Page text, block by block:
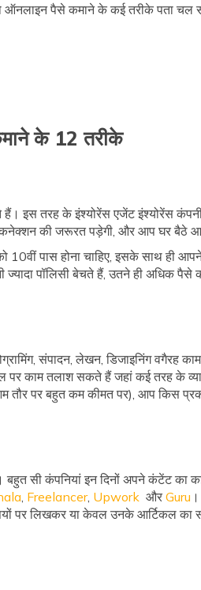
ऑनलाइन पैसे कमाने के कई तरीके पता
के 12 तरीके
इस तरह के इंश्योरेंस एजेंट इंश्योरेंस
कनेक्शन की जरूरत पड़ेगी, और आप घर बैठे
10वीं पास होना चाहिए, इसके साथ ही
ज्यादा पॉलिसी बेचते हैं, उतने ही अधिक
संपादन, लेखन, डिजाइनिंग वगैरह
पर काम तलाश सकते हैं जहां कई तरह के
तौर पर बहुत कम कीमत पर), आप किस
सी कंपनियां इन दिनों अपने कंटेंट का
Freelancer, Upwork और Guru
पर लिखकर या केवल उनके आर्टिकल का